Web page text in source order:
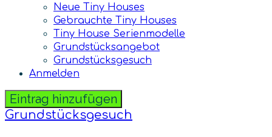
Neue Tiny Houses
Gebrauchte Tiny Houses
Tiny House Serienmodelle
Grundstücksangebot
Grundstücksgesuch
Anmelden
Eintrag hinzufügen
Grundstücksgesuch